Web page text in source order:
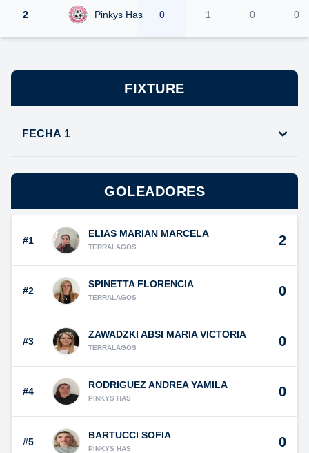
2 Pinkys Has 0 1 0 0
FIXTURE
FECHA 1
GOLEADORES
#1
ELIAS MARIAN MARCELA
TERRALAGOS 2
#2
SPINETTA FLORENCIA
TERRALAGOS 0
#3
ZAWADZKI ABSI MARIA VICTORIA
TERRALAGOS 0
#4
RODRIGUEZ ANDREA YAMILA
PINKYS HAS 0
#5
BARTUCCI SOFIA
PINKYS HAS 0